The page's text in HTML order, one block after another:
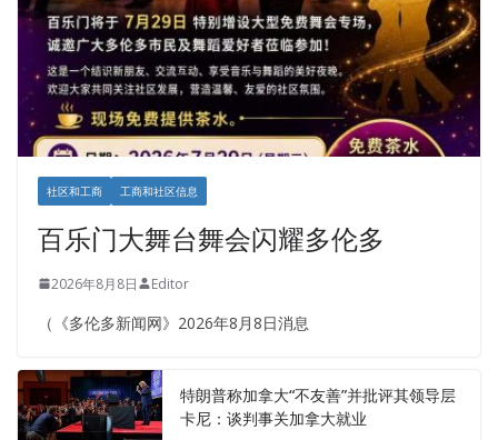
社区和工商 工商和社区信息
百乐门大舞台舞会闪耀多伦多
2026年8月8日 Editor
（《多伦多新闻网》2026年8月8日消息
特朗普称加拿大“不友善”并批评其领导层
卡尼：谈判事关加拿大就业